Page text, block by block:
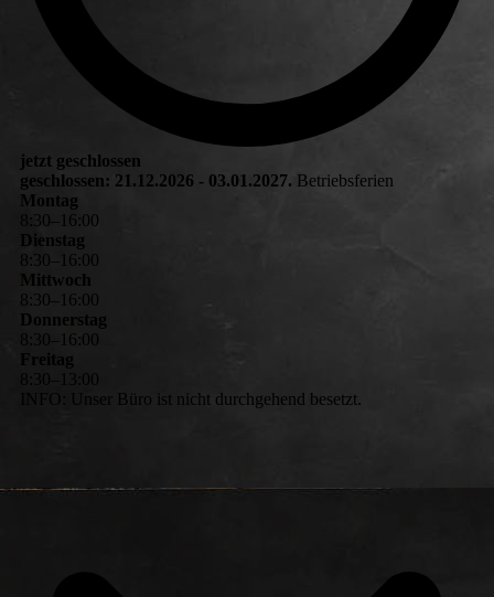
jetzt geschlossen
geschlossen: 21.12.2026 - 03.01.2027. Betriebsferien
Montag
8
30 16:00
Dienstag
8: 30– 16:00
Mittwoch
8: 30 16:00
Donnerstag
8
30 16:00
Freitag
00
INFO: Unser Büro ist nicht durchgehend besetzt.